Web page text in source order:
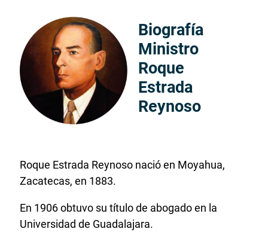
Biografía
Ministro
Roque
Estrada
Reynoso
Roque Estrada Reynoso nació en Moyahua,
Zacatecas, en 1883.
En 1906 obtuvo su título de abogado en la
Universidad de Guadalajara.